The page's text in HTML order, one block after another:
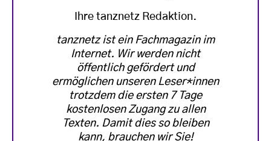
Ihre tanznetz Redaktion.
tanznetz ist ein Fachmagazin im
Internet. Wir werden nicht
öffentlich gefördert und
ermöglichen unseren Leser*innen
trotzdem die ersten 7 Tage
kostenlosen Zugang zu allen
Texten. Damit dies so bleiben
kann, brauchen wir Sie!